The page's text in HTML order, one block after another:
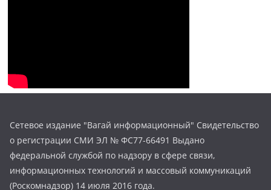
Сетевое издание "Вагай информационный" Свидетельство
о регистрации СМИ ЭЛ № ФС77-66491 Выдано
федеральной службой по надзору в сфере связи,
информационных технологий и массовый коммуникаций
(Роскомнадзор) 14 июля 2016 года.